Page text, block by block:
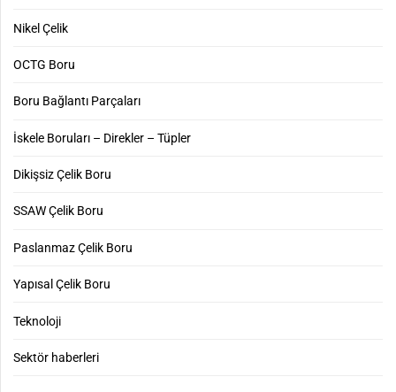
Nikel Çelik
OCTG Boru
Boru Bağlantı Parçaları
İskele Boruları – Direkler – Tüpler
Dikişsiz Çelik Boru
SSAW Çelik Boru
Paslanmaz Çelik Boru
Yapısal Çelik Boru
Teknoloji
Sektör haberleri